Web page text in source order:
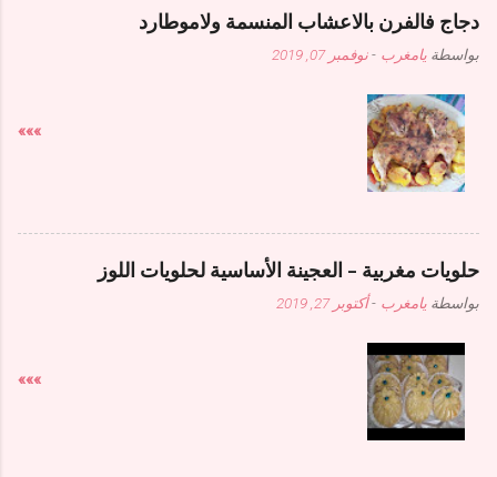
دجاج فالفرن بالاعشاب المنسمة ولاموطارد
بواسطة يامغرب -نوفمبر 07, 2019
»»»
حلويات مغربية - العجينة الأساسية لحلويات اللوز
بواسطة يامغرب -أكتوبر 27, 2019
»»»